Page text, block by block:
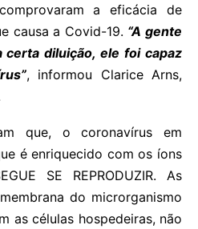
a eficácia de
causa a Covid-19. “A gente
certa diluição, ele foi capaz
, informou Clarice Arns,
que, o coronavírus em
é enriquecido com os íons
SE REPRODUZIR. As
do microrganismo
as células hospedeiras, não